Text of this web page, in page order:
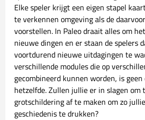
Elke speler krijgt een eigen stapel
te verkennen omgeving als de
voorstellen. In Paleo draait alles om
nieuwe dingen en er staan de spelers
voortdurend nieuwe uitdagingen te
verschillende modules die op
gecombineerd kunnen worden, is
hetzelfde. Zullen jullie er in slagen om
grotschildering af te maken om zo
geschiedenis te drukken?